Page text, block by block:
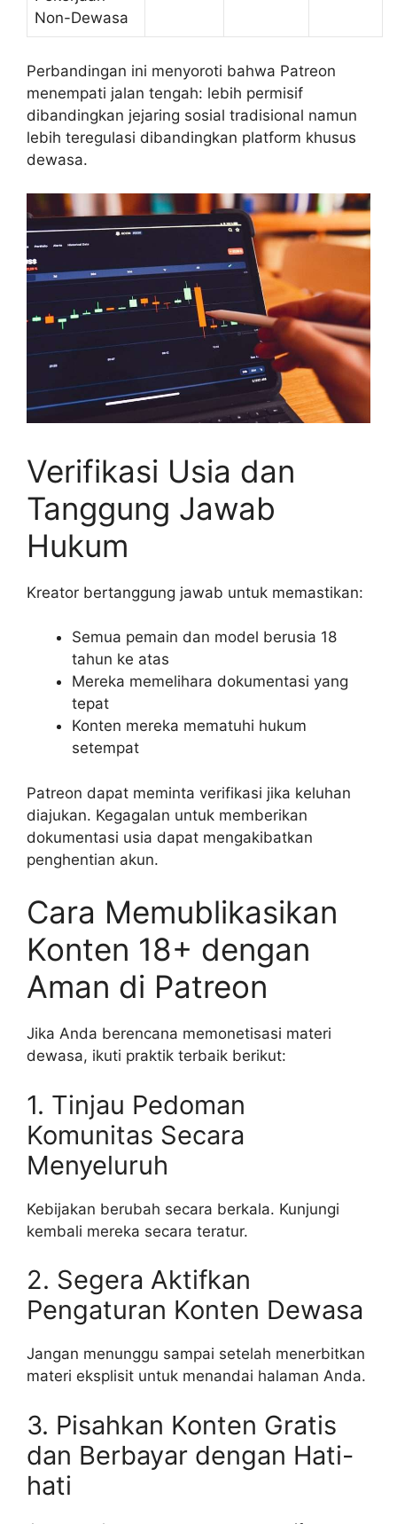
Non-Dewasa
Perbandingan ini menyoroti bahwa Patreon
menempati jalan tengah: lebih permisif
dibandingkan jejaring sosial tradisional namun
lebih teregulasi dibandingkan platform khusus
dewasa.
Verifikasi Usia dan
Tanggung Jawab
Hukum
Kreator bertanggung jawab untuk memastikan:
Semua pemain dan model berusia 18
tahun ke atas
Mereka memelihara dokumentasi yang
tepat
Konten mereka mematuhi hukum
setempat
Patreon dapat meminta verifikasi jika keluhan
diajukan. Kegagalan untuk memberikan
dokumentasi usia dapat mengakibatkan
penghentian akun.
Cara Memublikasikan
Konten 18+ dengan
Aman di Patreon
Jika Anda berencana memonetisasi materi
dewasa, ikuti praktik terbaik berikut:
1. Tinjau Pedoman
Komunitas Secara
Menyeluruh
Kebijakan berubah secara berkala. Kunjungi
kembali mereka secara teratur.
2. Segera Aktifkan
Pengaturan Konten Dewasa
Jangan menunggu sampai setelah menerbitkan
materi eksplisit untuk menandai halaman Anda.
3. Pisahkan Konten Gratis
dan Berbayar dengan Hati-
hati